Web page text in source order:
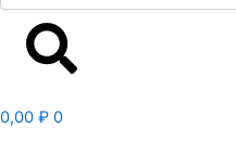
0,00 ₽ 0